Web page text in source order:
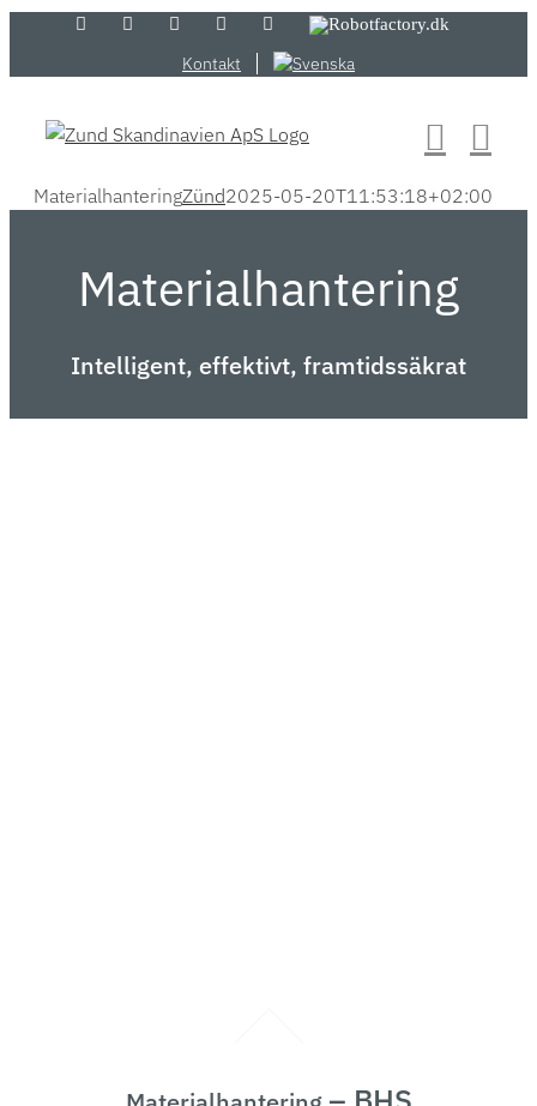
content
LinkedInYouTubeFlickr Email
Zünd
Store
Robotfactory.dk
Kontakt
MaterialhanteringZünd2025-05-20T11:53:18+02:00
Materialhantering
Intelligent, effektivt, framtidssäkrat